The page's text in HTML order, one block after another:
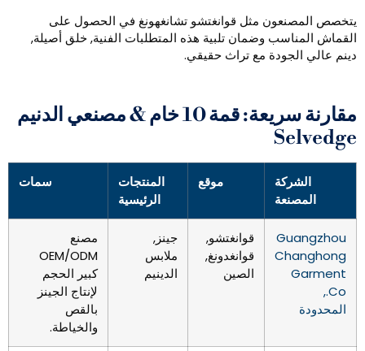
المصنعون مثل قوانغتشو تشانغهونغ في الحصول على
المناسب وضمان تلبية هذه المتطلبات الفنية, خلق أصيلة,
عالي الجودة مع تراث حقيقي.
مقارنة سريعة: قمة 10 خام & مصنعي الدنيم
الشركة
المصنعة
موقع
المنتجات
الرئيسية
سمات
Guangzhou
Changhong
Garment
Co.,
المحدودة
قوانغتشو,
قوانغدونغ,
الصين
جينز,
ملابس
الدينيم
مصنع
OEM/ODM
كبير الحجم
لإنتاج الجينز
بالقص
والخياطة.